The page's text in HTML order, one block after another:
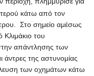
κάτω από τον
Στο σημείο αμέσως
του
απάντλησης των
της αστυνομίας
των οχημάτων κάτω